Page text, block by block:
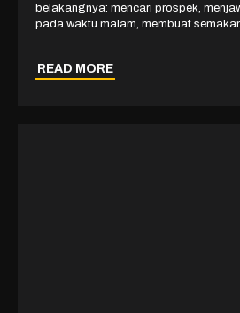
belakangnya: mencari prospek,
pada waktu malam, membuat
READ MORE